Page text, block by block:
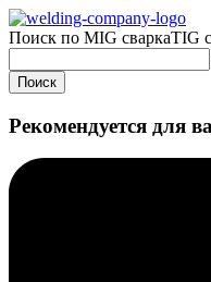
Поиск по MIG сваркаTIG
Поиск
Рекомендуется для